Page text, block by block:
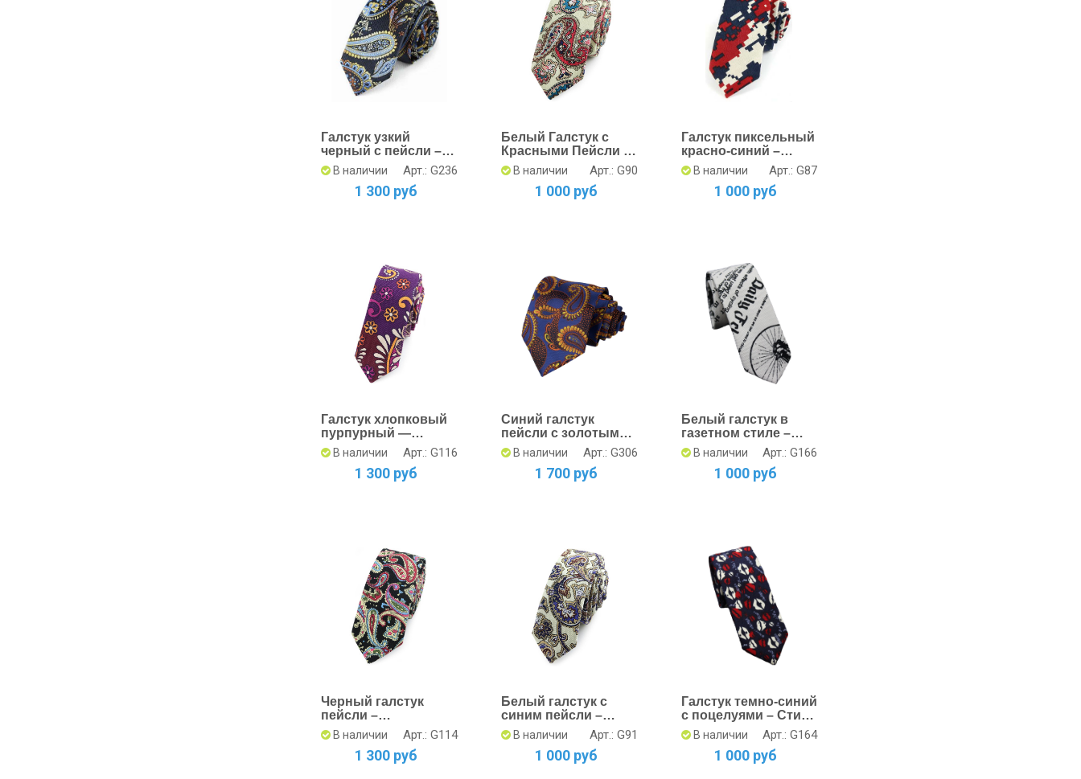
Галстук узкий
черный с пейсли –
Изысканный
аксессуар
В наличии Арт.: G236
1 300 руб
Белый Галстук с
Красными Пейсли –
Гармония Стиля
В наличии Арт.: G90
1 000 руб
Галстук пиксельный
красно-синий –
Идеальный выбор
В наличии Арт.: G87
1 000 руб
Галстук хлопковый
пурпурный —
Цветочный рисунок,
узкий
В наличии Арт.: G116
1 300 руб
Синий галстук
пейсли с золотым
узором -
Элегантность
В наличии Арт.: G306
1 700 руб
Белый галстук в
газетном стиле –
стиль и
уникальность
В наличии Арт.: G166
1 000 руб
Черный галстук
пейсли –
универсален и
статусен
В наличии Арт.: G114
1 300 руб
Белый галстук с
синим пейсли –
Изысканность и
Стиль
В наличии Арт.: G91
1 000 руб
Галстук темно-синий
с поцелуями – Стиль
и Изысканность
В наличии Арт.: G164
1 000 руб